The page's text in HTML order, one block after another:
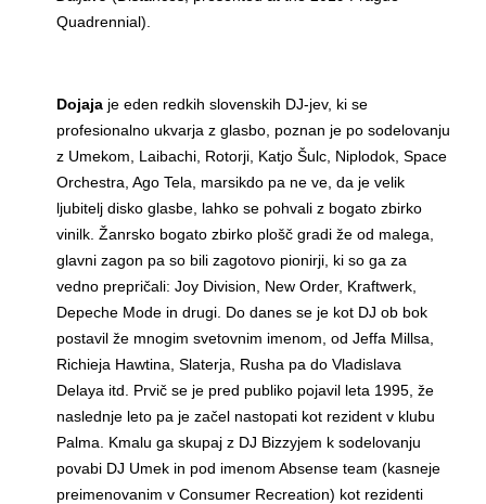
Quadrennial).
Dojaja je eden redkih slovenskih DJ-jev, ki se
profesionalno ukvarja z glasbo, poznan je po sodelovanju
z Umekom, Laibachi, Rotorji, Katjo Šulc, Niplodok, Space
Orchestra, Ago Tela, marsikdo pa ne ve, da je velik
ljubitelj disko glasbe, lahko se pohvali z bogato zbirko
vinilk. Žanrsko bogato zbirko plošč gradi že od malega,
glavni zagon pa so bili zagotovo pionirji, ki so ga za
vedno prepričali: Joy Division, New Order, Kraftwerk,
Depeche Mode in drugi. Do danes se je kot DJ ob bok
postavil že mnogim svetovnim imenom, od Jeffa Millsa,
Richieja Hawtina, Slaterja, Rusha pa do Vladislava
Delaya itd. Prvič se je pred publiko pojavil leta 1995, že
naslednje leto pa je začel nastopati kot rezident v klubu
Palma. Kmalu ga skupaj z DJ Bizzyjem k sodelovanju
povabi DJ Umek in pod imenom Absense team (kasneje
preimenovanim v Consumer Recreation) kot rezidenti